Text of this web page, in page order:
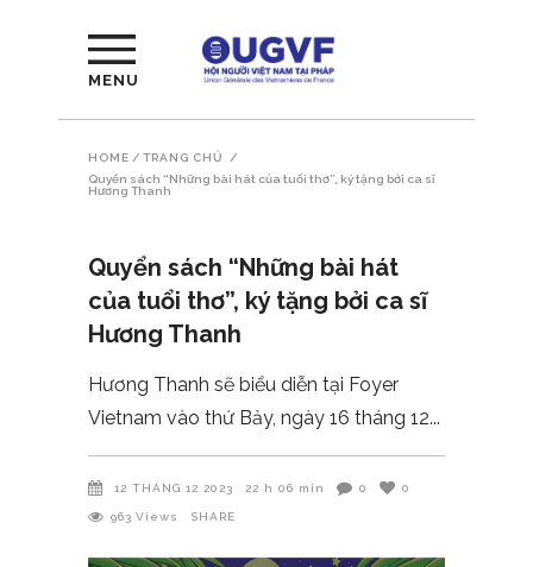
MENU
HOME / TRANG CHỦ
/
Quyển sách “Những bài hát của tuổi thơ”, ký tặng bởi ca sĩ
Hương Thanh
Quyển sách “Những bài hát
của tuổi thơ”, ký tặng bởi ca sĩ
Hương Thanh
Hương Thanh sẽ biểu diễn tại Foyer
Vietnam vào thứ Bảy, ngày 16 tháng 12
12 THÁNG 12 2023 22 h 06 min 0 0
963 Views SHARE